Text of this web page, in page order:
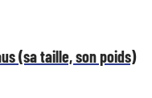
(sa taille, son poids)